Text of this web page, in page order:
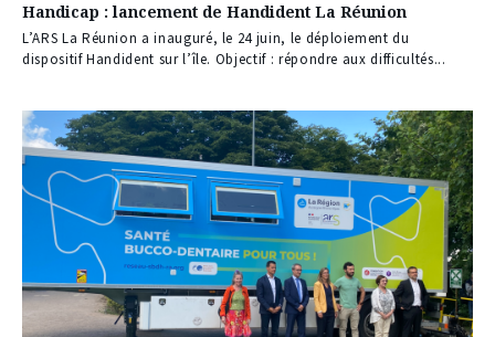
Handicap : lancement de Handident La Réunion
L’ARS La Réunion a inauguré, le 24 juin, le déploiement du
dispositif Handident sur l’île. Objectif : répondre aux difficultés...